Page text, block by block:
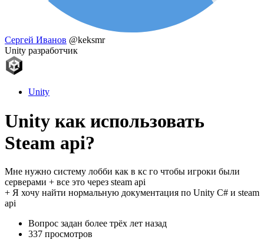
Сергей Иванов @keksmr
Unity разработчик
Unity
Unity как использовать
Steam api?
Мне нужно систему лобби как в кс го чтобы игроки были
серверами + все это через steam api
+ Я хочу найти нормальную документация по Unity C# и steam
api
Вопрос задан более трёх лет назад
337 просмотров